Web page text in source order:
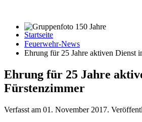
Gruppenfoto 150 Jahre
Startseite
Feuerwehr-News
Ehrung für 25 Jahre aktiven Dienst
Ehrung für 25 Jahre
Fürstenzimmer
Verfasst am 01. November 2017.